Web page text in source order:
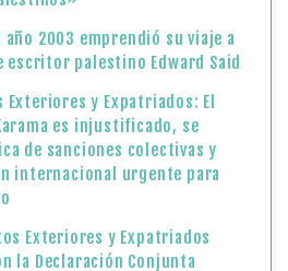
año 2003 emprendió su viaje a
palestino Edward Said
y Expatriados: El
es injustificado, se
de sanciones colectivas y
internacional urgente para
Exteriores y Expatriados
la Declaración Conjunta